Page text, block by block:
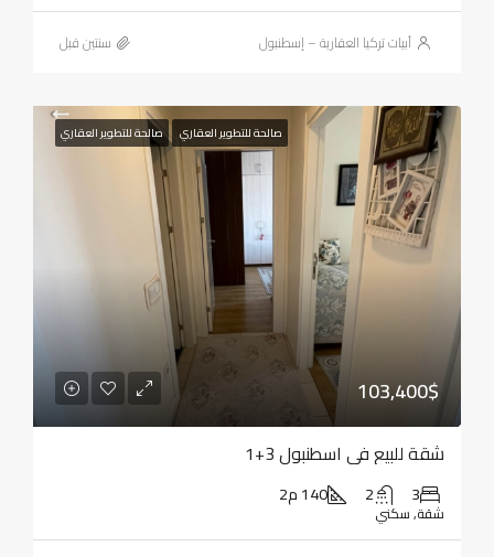
أبيات تركيا العقارية – إسطنبول ‏سنتين قبل
صالحة للتطوير العقاري صالحة للتطوير العقاري
103,400$
شقة للبيع في اسطنبول 3+1
3
2 140 م2
شقة, سكني